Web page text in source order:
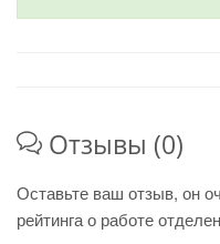
Отзывы (0)
Оставьте ваш отзыв, он
рейтинга о работе